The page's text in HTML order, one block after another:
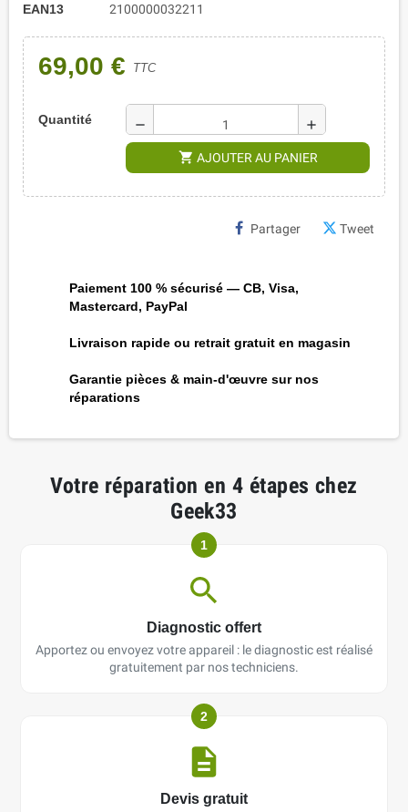
EAN13
2100000032211
69,00 € TTC
Quantité remove add
shopping_cart AJOUTER AU PANIER
Partager Tweet
Paiement 100 % sécurisé — CB, Visa,
Mastercard, PayPal
Livraison rapide ou retrait gratuit en magasin
Garantie pièces & main-d'œuvre sur nos
réparations
Votre réparation en 4 étapes chez
Geek33
1
Diagnostic offert
Apportez ou envoyez votre appareil : le diagnostic est réalisé
gratuitement par nos techniciens.
2
Devis gratuit